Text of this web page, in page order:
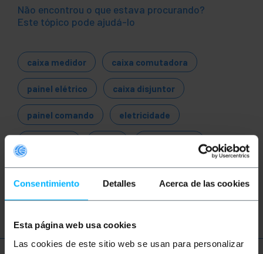
Consentimiento Detalles Acerca de las cookies
Esta página web usa cookies
Las cookies de este sitio web se usan para personalizar
Não encontrou o que estava procurando?
Este tópico pode ajudá-lo
caixa medidor caixa comutadora
painel elétrico caixa disjuntor
painel comando eletricidade
contador magnetotérmico